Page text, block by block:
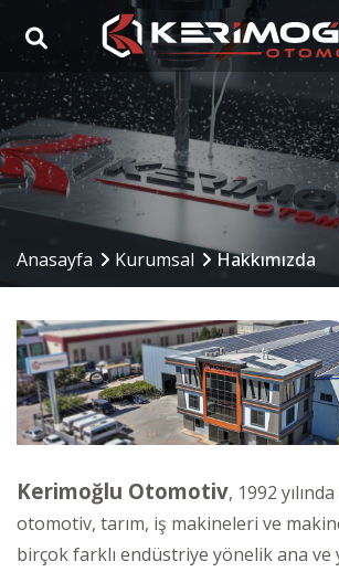
Anasayfa
Kurumsal
Yetkinlikler
Sektörler
Referanslar
Medya
İletişim
Anasayfa Kurumsal Hakkımızda
Kerimoğlu Otomotiv, 1992
otomotiv, tarım, iş makineleri ve
birçok farklı endüstriye yönelik ana ve